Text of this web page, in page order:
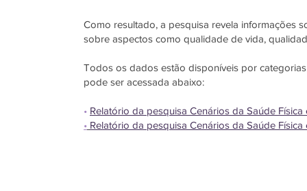
Como resultado, a pesquisa revela informações
sobre aspectos como qualidade de vida,
Todos os dados estão disponíveis por
pode ser acessada abaixo:
• Relatório da pesquisa Cenários da Saúde
• Relatório da pesquisa Cenários da Saúde